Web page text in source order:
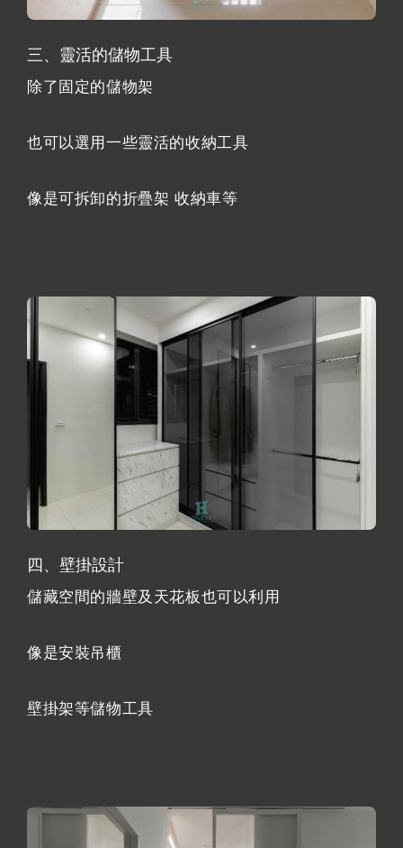
三、靈活的儲物工具
除了固定的儲物架
也可以選用一些靈活的收納工具
像是可拆卸的折疊架 收納車等
四、壁掛設計
儲藏空間的牆壁及天花板也可以利用
像是安裝吊櫃
壁掛架等儲物工具